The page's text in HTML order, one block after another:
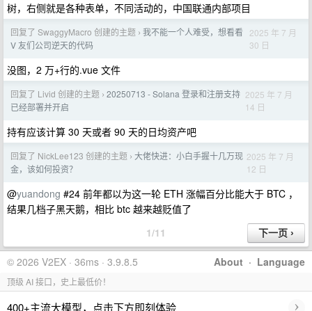
树，右侧就是各种表单，不同活动的，中国联通内部项目
回复了 SwaggyMacro 创建的主题 › 我不能一个人难受，想看看
V 友们公司逆天的代码
2025 年 7 月
30 日
没图，2 万+行的.vue 文件
回复了 Livid 创建的主题 › 20250713 - Solana 登录和注册支持
已经部署并开启
2025 年 7 月
14 日
持有应该计算 30 天或者 90 天的日均资产吧
回复了 NickLee123 创建的主题 › 大佬快进：小白手握十几万现
金，该如何投资？
2025 年 7 月
12 日
@yuandong #24 前年都以为这一轮 ETH 涨幅百分比能大于 BTC ，
结果几档子黑天鹅，相比 btc 越来越贬值了
1/11
About · Language
© 2026 V2EX · 36ms · 3.9.8.5
顶级 AI 接口，史上最低价！
400+主流大模型，点击下方即刻体验 ›